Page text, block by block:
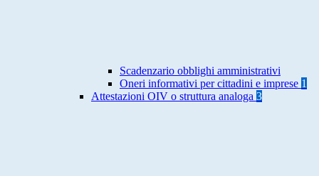
Scadenzario obblighi amministrativi
Oneri informativi per cittadini e imprese 1
Attestazioni OIV o struttura analoga 3